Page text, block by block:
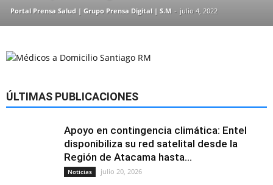
Portal Prensa Salud | Grupo Prensa Digital | S.M - julio 4, 2022
ÚLTIMAS PUBLICACIONES
Apoyo en contingencia climática: Entel
disponibiliza su red satelital desde la
Región de Atacama hasta...
Noticias julio 20, 2026